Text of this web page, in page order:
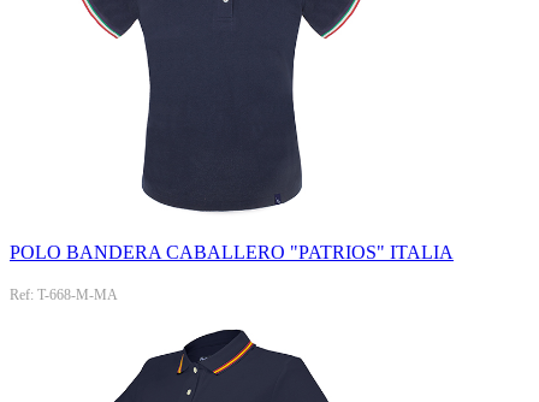
POLO BANDERA CABALLERO "PATRIOS" ITALIA
Ref: T-668-M-MA